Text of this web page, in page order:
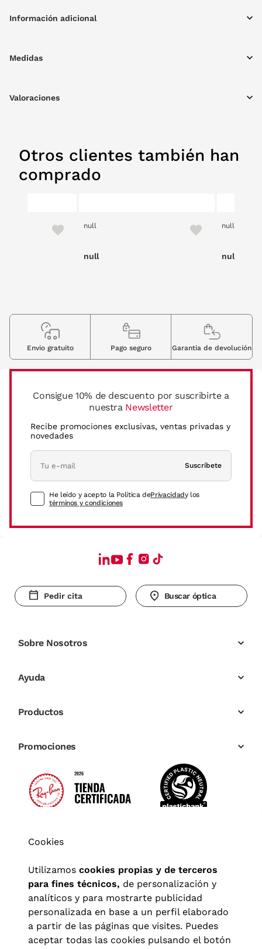
Información adicional
Medidas
Valoraciones
Otros clientes también han
comprado
null
null
null
null
Consigue 10% de descuento por suscribirte a
nuestra Newsletter
Recibe promociones exclusivas, ventas privadas y
novedades
Suscríbete
He leído y acepto la Política dePrivacidady los
términos y condiciones
Envio gratuito Pago seguro Garantia de devolución
Pedir cita Buscar óptica
Sobre Nosotros
Ayuda
Productos
Promociones
Cookies
Utilizamos cookies propias y de terceros
para fines técnicos, de personalización y
analíticos y para mostrarte publicidad
personalizada en base a un perfil elaborado
a partir de las páginas que visites. Puedes
aceptar todas las cookies pulsando el botón